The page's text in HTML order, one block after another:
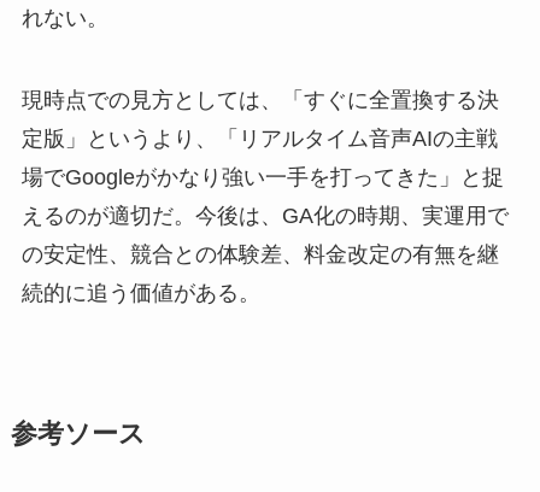
れない。
現時点での見方としては、「すぐに全置換する決
定版」というより、「リアルタイム音声AIの主戦
場でGoogleがかなり強い一手を打ってきた」と捉
えるのが適切だ。今後は、GA化の時期、実運用で
の安定性、競合との体験差、料金改定の有無を継
続的に追う価値がある。
参考ソース